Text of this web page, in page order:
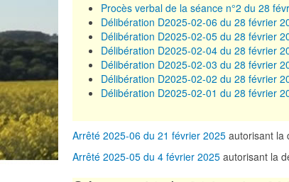
Procès verbal de la séance n°2 du 28
Délibération D2025-02-06 du 28 février
Délibération D2025-02-05 du 28 février
Délibération D2025-02-04 du 28 février
Délibération D2025-02-03 du 28 février
Délibération D2025-02-02 du 28 février
Délibération D2025-02-01 du 28 février
Arrêté 2025-06 du 21 février 2025 autorisant la
Arrêté 2025-05 du 4 février 2025 autorisant la